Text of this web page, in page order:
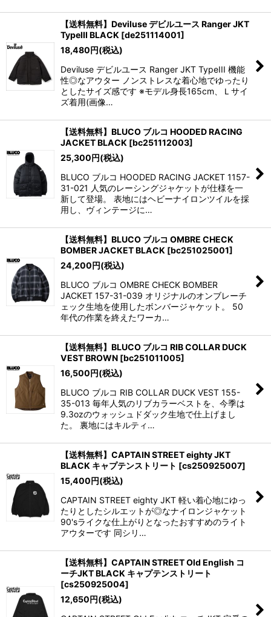
【送料無料】Deviluse デビルユース Ranger JKT
TypeIII BLACK [de251114001]
18,480円(税込)
Deviluse デビルユース Ranger JKT TypeIII 機能
性◎なアウター ノンストレスな着心地でゆったり
としたサイズ感です ※モデル身長165cm、Ｌサイ
ズ着用(画像…
【送料無料】BLUCO ブルコ HOODED RACING
JACKET BLACK [bc251112003]
25,300円(税込)
BLUCO ブルコ HOODED RACING JACKET 1157-
31-021 人気のレーシングジャケットが仕様を一
新して登場。 表地にはヘビーナイロンツイルを採
用し、ヴィンテージに…
【送料無料】BLUCO ブルコ OMBRE CHECK
BOMBER JACKET BLACK [bc251025001]
24,200円(税込)
BLUCO ブルコ OMBRE CHECK BOMBER
JACKET 157-31-039 オリジナルのオンブレーチ
ェック生地を使用したボンバージャケット。 50
年代の作業を終えたワーカ…
【送料無料】BLUCO ブルコ RIB COLLAR DUCK
VEST BROWN [bc251011005]
16,500円(税込)
BLUCO ブルコ RIB COLLAR DUCK VEST 155-
35-013 毎年人気のリブカラーベストを、今季は
9.3ozのウォッシュドダック生地で仕上げまし
た。 裏地にはキルティ…
【送料無料】CAPTAIN STREET eighty JKT
BLACK キャプテンストリート [cs250925007]
15,400円(税込)
CAPTAIN STREET eighty JKT 軽い着心地にゆっ
たりとしたシルエットが◎なナイロンジャケット
90'sライクな仕上がりとなったおすすめのライト
アウターです 同シリ…
【送料無料】CAPTAIN STREET Old English コ
ーチJKT BLACK キャプテンストリート
[cs250925004]
12,650円(税込)